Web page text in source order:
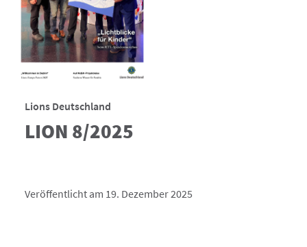
Lions Deutschland
LION 8/2025
Veröffentlicht am 19. Dezember 2025